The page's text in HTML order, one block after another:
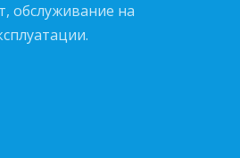
обслуживание на